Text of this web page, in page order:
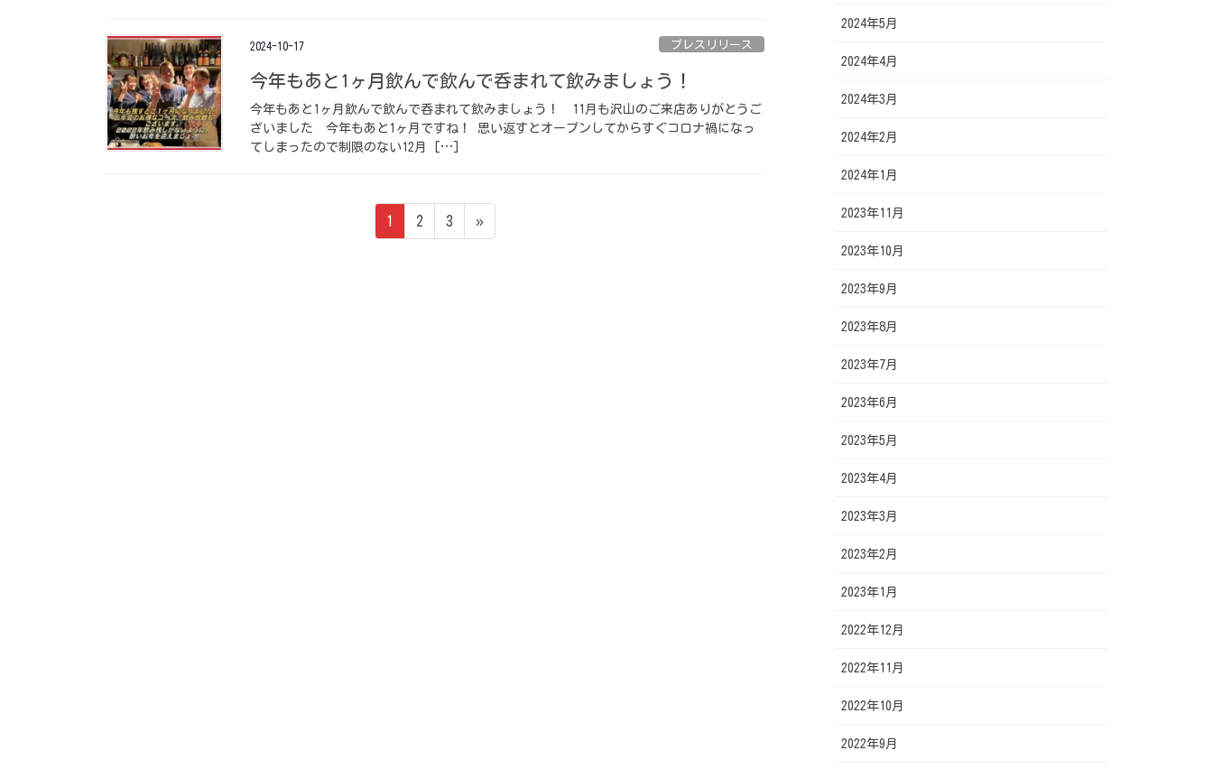
2024-10-17 プレスリリース
今年もあと1ヶ月️飲んで飲んで呑まれて飲みましょう！ ⁡
今年もあと1ヶ月️飲んで飲んで呑まれて飲みましょう！ ⁡ 11月も沢山のご来店ありがとうご
ざいました ⁡ 今年もあと1ヶ月ですね！ 思い返すとオープンしてからすぐコロナ禍になっ
てしまったので制限のない12月 […]
ペ
ー
1
ペ
ー
2
ペ
ー
3 »
2024年5月
2024年4月
2024年3月
2024年2月
2024年1月
2023年11月
2023年10月
2023年9月
2023年8月
2023年7月
2023年6月
2023年5月
2023年4月
2023年3月
2023年2月
2023年1月
2022年12月
2022年11月
2022年10月
2022年9月